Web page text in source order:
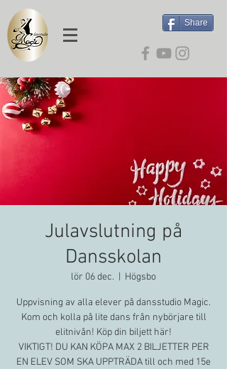
Share
Julavslutning på
Dansskolan
lör 06 dec. Högsbo
Uppvisning av alla elever på dansstudio Magic.
Kom och kolla på lite dans från nybörjare till
elitnivån! Köp din biljett här!
VIKTIGT! DU KAN KÖPA MAX 2 BILJETTER PER
EN ELEV SOM SKA UPPTRÄDA till och med 15e